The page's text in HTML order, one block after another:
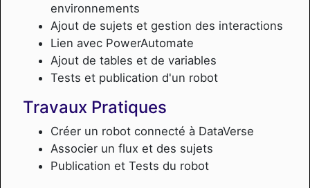
environnements
Ajout de sujets et gestion des interactions
Lien avec PowerAutomate
Ajout de tables et de variables
Tests et publication d'un robot
Travaux Pratiques
Créer un robot connecté à DataVerse
Associer un flux et des sujets
Publication et Tests du robot